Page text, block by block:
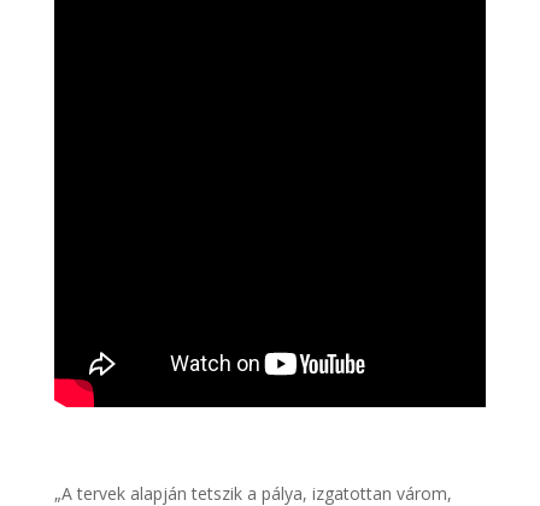
„A tervek alapján tetszik a pálya, izgatottan várom,